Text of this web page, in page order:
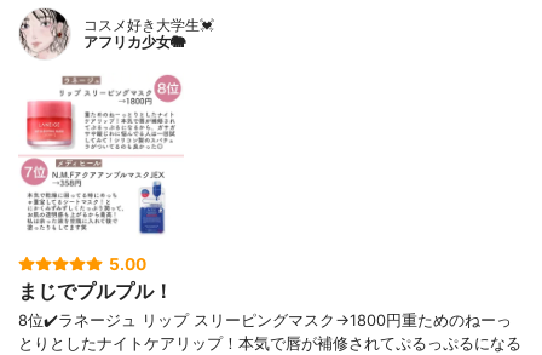
コスメ好き大学生💓
アフリカ少女🐘
5.00
まじでプルプル！
8位✔️ラネージュ リップ スリーピングマスク→1800円重ためのねーっ
とりとしたナイトケアリップ！本気で唇が補修されてぷるっぷるになる